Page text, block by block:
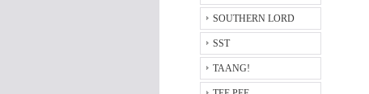
SOUTHERN LORD
SST
TAANG!